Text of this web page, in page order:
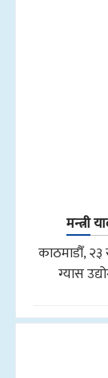
मन्त्री
काठमाडौँ, २३
ग्यास